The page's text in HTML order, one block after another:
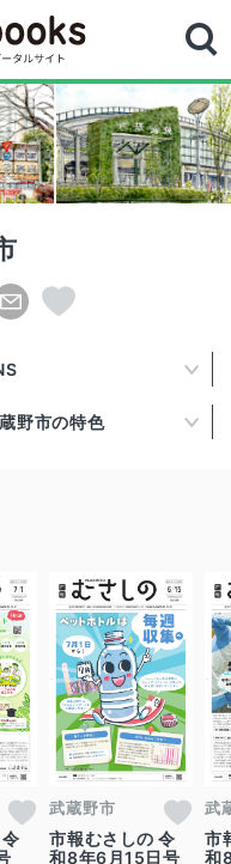
野市の特色
武蔵野市
市報むさしの 令
和8年6月15日号
武
市
和